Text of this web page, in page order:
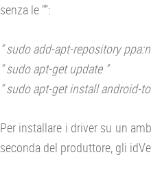
senza le “”:
” sudo add-apt-repository
” sudo apt-get update ”
” sudo apt-get install android-
Per installare i driver su un
seconda del produttore, gli